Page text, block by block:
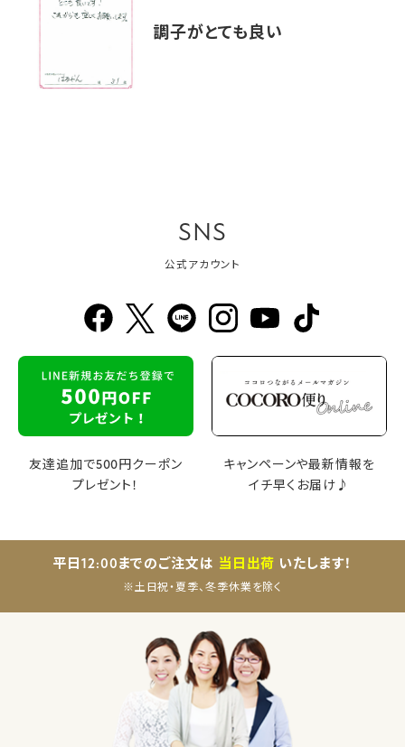
調子がとても良い
SNS
公式アカウント
友達追加で500円クーポン
プレゼント！
キャンペーンや最新情報を
イチ早くお届け♪
平日12:00までのご注文は 当日出荷 いたします！
※土日祝・夏季、冬季休業を除く